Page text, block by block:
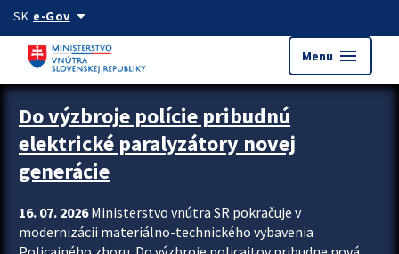
Preskocit na hlavný obsah
SK e-Govarrow_drop_down
Menu menu
Zastavit automatický posun upútavok
Do výzbroje polície pribudnú
elektrické paralyzátory novej
generácie
16. 07. 2026Ministerstvo vnútra SR pokračuje v
modernizácii materiálno-technického vybavenia